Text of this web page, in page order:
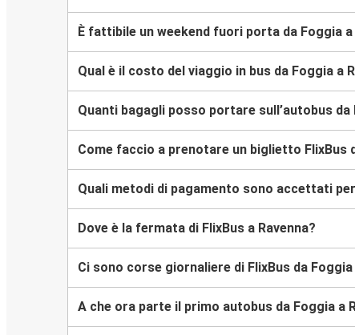
È fattibile un weekend fuori porta da Foggia a
Qual è il costo del viaggio in bus da Foggia a
Quanti bagagli posso portare sull’autobus da
Come faccio a prenotare un biglietto FlixBus
Quali metodi di pagamento sono accettati
Dove è la fermata di FlixBus a Ravenna?
Ci sono corse giornaliere di FlixBus da Foggia
A che ora parte il primo autobus da Foggia a